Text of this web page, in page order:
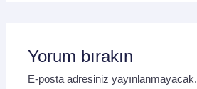
Yorum bırakın
E-posta adresiniz yayınlanmayacak.